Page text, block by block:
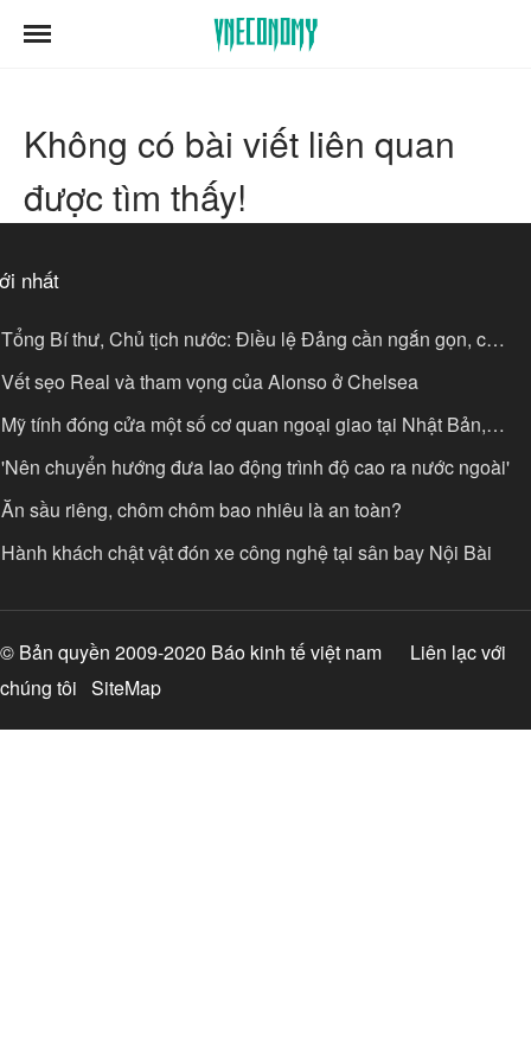
sự giải trí
Không có bài viết liên quan
được tìm thấy!
nhất
Tổng Bí thư, Chủ tịch nước: Điều lệ Đảng cần ngắn gọn, có
sống lâu dài
Vết sẹo Real và tham vọng của Alonso ở Chelsea
Mỹ tính đóng cửa một số cơ quan ngoại giao tại Nhật Bản,
Indonesia
'Nên chuyển hướng đưa lao động trình độ cao ra nước ngoài'
Ăn sầu riêng, chôm chôm bao nhiêu là an toàn?
Hành khách chật vật đón xe công nghệ tại sân bay Nội Bài
© Bản quyền 2009-2020 Báo kinh tế việt nam Liên lạc với
chúng tôi SiteMap